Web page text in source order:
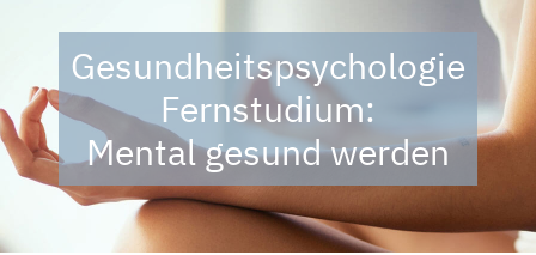
Gesundheitspsychologie
Fernstudium:
Mental gesund werden